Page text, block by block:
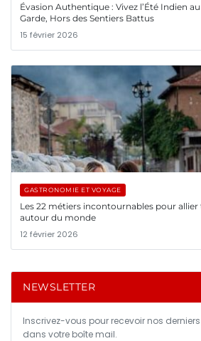
Évasion Authentique : Vivez l’Été Indien
Garde, Hors des Sentiers Battus
15 février 2026
GASTRONOMIE ET VOYAGE
Les 22 métiers incontournables pour
autour du monde
12 février 2026
NEWSLETTER
Inscrivez-vous pour recevoir nos
dans votre boîte mail.